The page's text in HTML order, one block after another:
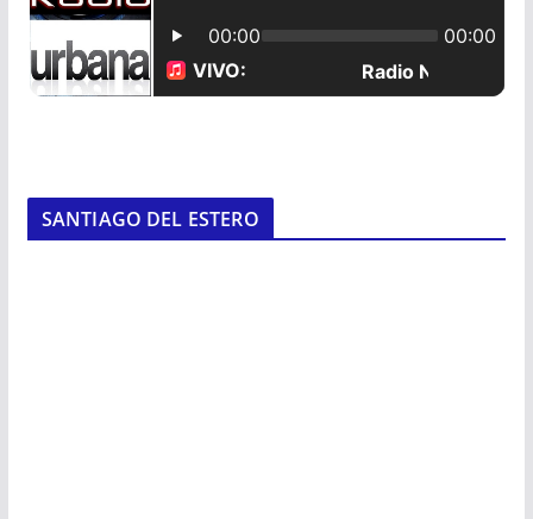
SANTIAGO DEL ESTERO